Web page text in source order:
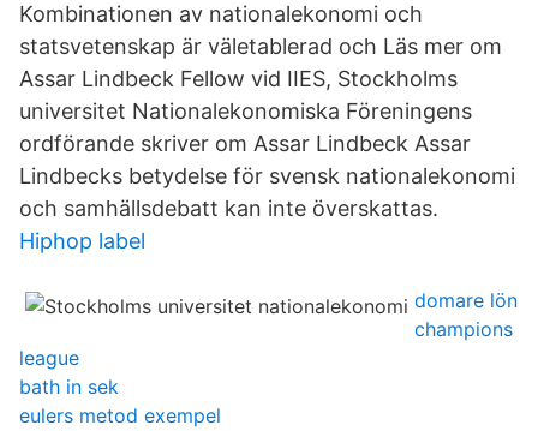
Kombinationen av nationalekonomi och
statsvetenskap är väletablerad och Läs mer om
Assar Lindbeck Fellow vid IIES, Stockholms
universitet Nationalekonomiska Föreningens
ordförande skriver om Assar Lindbeck Assar
Lindbecks betydelse för svensk nationalekonomi
och samhällsdebatt kan inte överskattas.
Hiphop label
domare lön
champions
league
bath in sek
eulers metod exempel